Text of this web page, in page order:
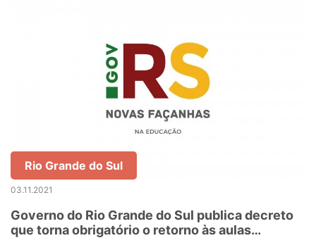
Rio Grande do Sul
03.11.2021
Governo do Rio Grande do Sul publica decreto
que torna obrigatório o retorno às aulas